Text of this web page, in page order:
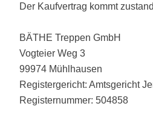
Der Kaufvertrag kommt
BÄTHE Treppen GmbH
Vogteier Weg 3
99974 Mühlhausen
Registergericht: Amtsgericht
Registernummer: 504858